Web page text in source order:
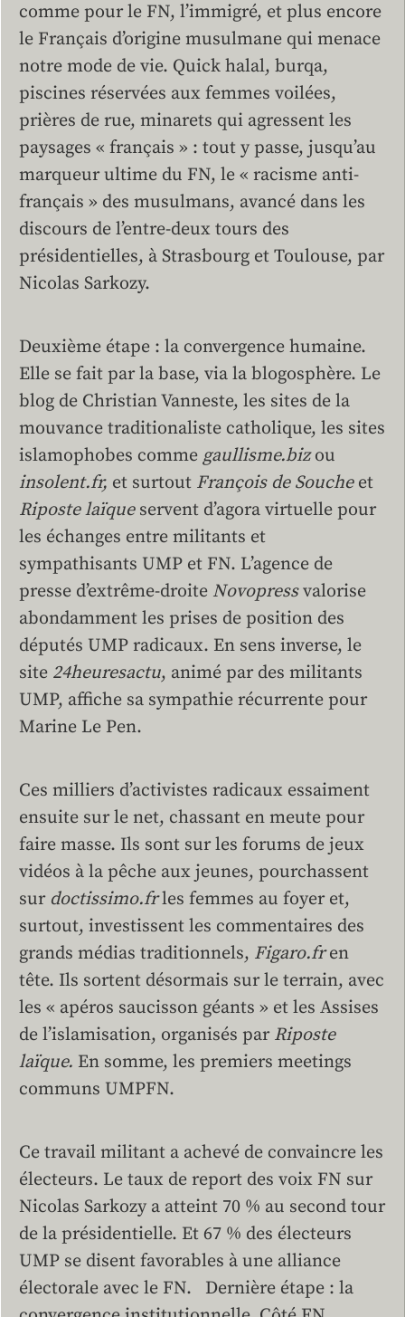
comme pour le FN, l’immigré, et plus encore
le Français d’origine musulmane qui menace
notre mode de vie. Quick halal, burqa,
piscines réservées aux femmes voilées,
prières de rue, minarets qui agressent les
paysages « français » : tout y passe, jusqu’au
marqueur ultime du FN, le « racisme anti-
français » des musulmans, avancé dans les
discours de l’entre-deux tours des
présidentielles, à Strasbourg et Toulouse, par
Nicolas Sarkozy.
Deuxième étape : la convergence humaine.
Elle se fait par la base, via la blogosphère. Le
blog de Christian Vanneste, les sites de la
mouvance traditionaliste catholique, les sites
islamophobes comme gaullisme.bizou
insolent.fr, et surtout François de Soucheet
Riposte laïque servent d’agora virtuelle pour
les échanges entre militants et
sympathisants UMP et FN. L’agence de
presse d’extrême-droite Novopressvalorise
abondamment les prises de position des
députés UMP radicaux. En sens inverse, le
site 24heuresactu, animé par des militants
UMP, affiche sa sympathie récurrente pour
Marine Le Pen.
Ces milliers d’activistes radicaux essaiment
ensuite sur le net, chassant en meute pour
faire masse. Ils sont sur les forums de jeux
vidéos à la pêche aux jeunes, pourchassent
sur doctissimo.frles femmes au foyer et,
surtout, investissent les commentaires des
grands médias traditionnels, Figaro.fren
tête. Ils sortent désormais sur le terrain, avec
les « apéros saucisson géants » et les Assises
de l’islamisation, organisés par Riposte
laïque. En somme, les premiers meetings
communs UMPFN.
Ce travail militant a achevé de convaincre les
électeurs. Le taux de report des voix FN sur
Nicolas Sarkozy a atteint 70 % au second tour
de la présidentielle. Et 67 % des électeurs
UMP se disent favorables à une alliance
électorale avec le FN. Dernière étape : la